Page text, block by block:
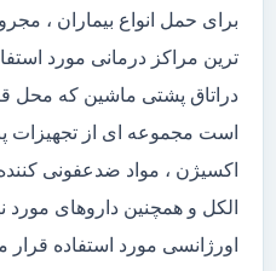
برای حمل انواع بیماران ،
ترین مراکز درمانی مورد
دراتاق پشتی ماشین که محل
است مجموعه ای از
اکسیژن ، مواد ضدعفونی کننده
الکل و همچنین داروهای مورد
اورژانسی مورد استفاده قرار